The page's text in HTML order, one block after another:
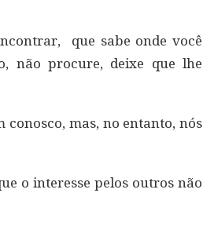
que sabe onde você
não procure, deixe que lhe
conosco, mas, no entanto, nós
o interesse pelos outros não